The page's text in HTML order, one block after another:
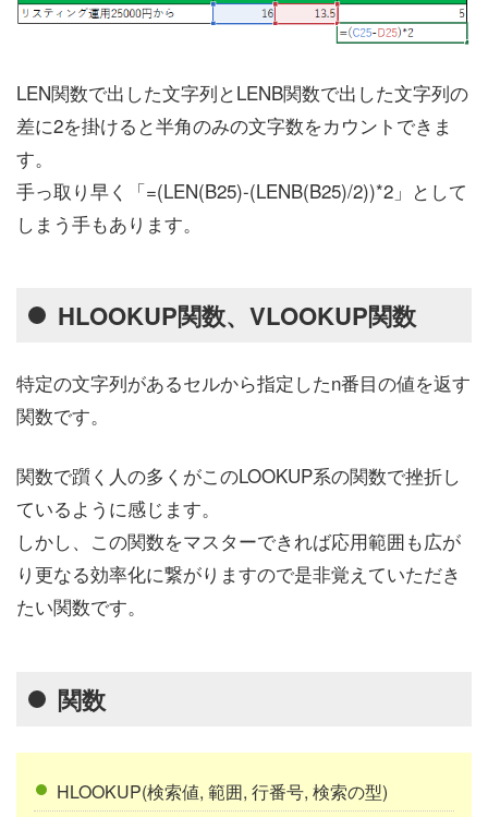
LEN関数で出した文字列とLENB関数で出した文字列の
差に2を掛けると半角のみの文字数をカウントできま
す。
手っ取り早く「=(LEN(B25)-(LENB(B25)/2))*2」として
しまう手もあります。
HLOOKUP関数、VLOOKUP関数
特定の文字列があるセルから指定したn番目の値を返す
関数です。
関数で躓く人の多くがこのLOOKUP系の関数で挫折し
ているように感じます。
しかし、この関数をマスターできれば応用範囲も広が
り更なる効率化に繋がりますので是非覚えていただき
たい関数です。
関数
HLOOKUP(検索値, 範囲, 行番号, 検索の型)